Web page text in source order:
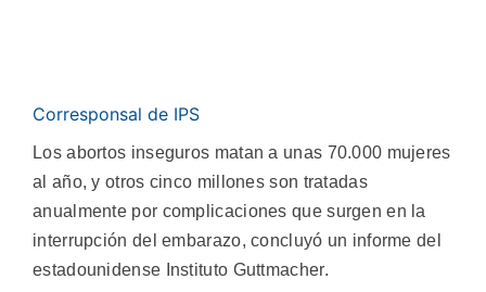
Corresponsal de IPS
Los abortos inseguros matan a unas 70.000 mujeres
al año, y otros cinco millones son tratadas
anualmente por complicaciones que surgen en la
interrupción del embarazo, concluyó un informe del
estadounidense Instituto Guttmacher.